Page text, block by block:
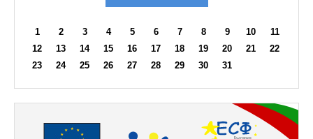
1 2 3 4 5 6 7 8 9 10
11
12
13 14 15 16 17 18 19 20 21
22
23
24 25 26 27 28 29 30 31